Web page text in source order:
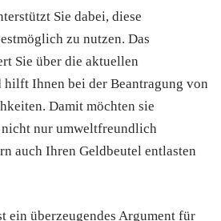
Sie dabei, diese
zu nutzen. Das
Sie über die aktuellen
hilft Ihnen bei der Beantragung von
Damit möchten sie
nicht nur umweltfreundlich
auch Ihren Geldbeutel entlasten
ein überzeugendes Argument für